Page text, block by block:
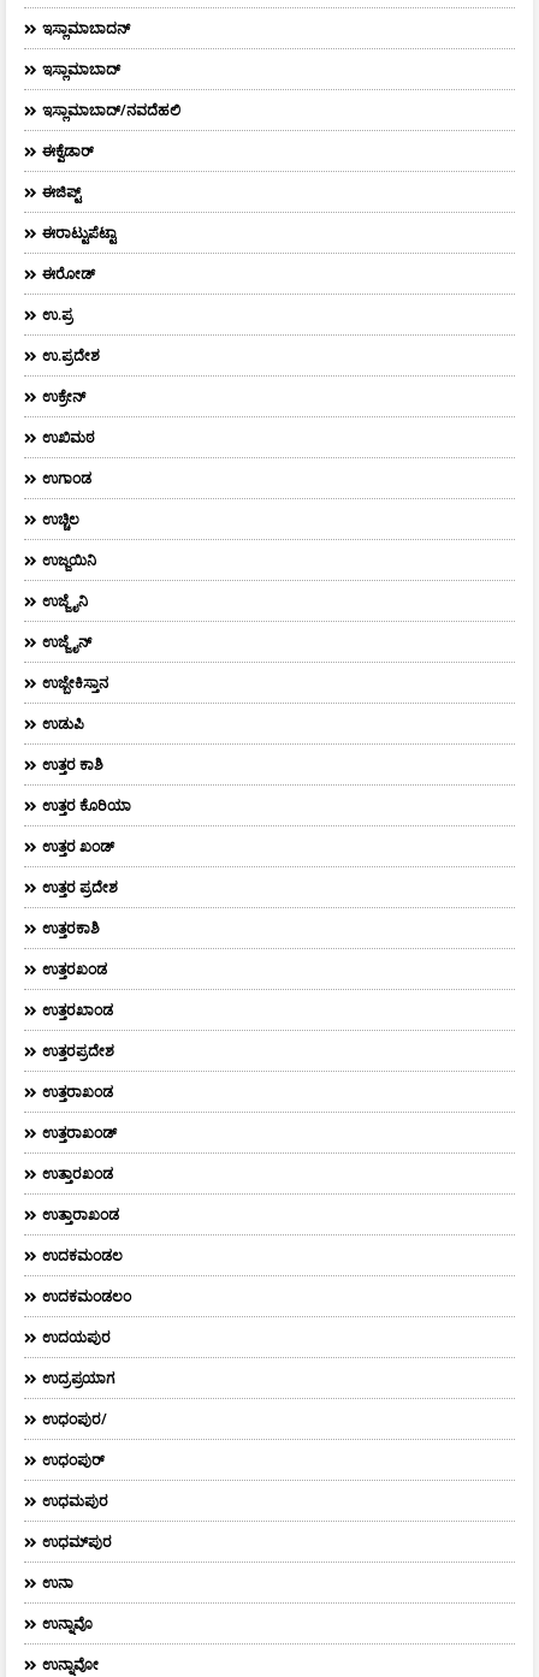
ಇಸ್ಲಾಮಾಬಾದನ್
ಇಸ್ಲಾಮಾಬಾದ್
ಇಸ್ಲಾಮಾಬಾದ್/ನವದೆಹಲಿ
ಈಕ್ವೆಡಾರ್‌
ಈಜಿಪ್ಟ್
ಈರಾಟ್ಟುಪೆಟ್ಟಾ
ಈರೋಡ್
ಉ.ಪ್ರ
ಉ.ಪ್ರದೇಶ
ಉಕ್ರೇನ್
ಉಖಿಮಠ
ಉಗಾಂಡ
ಉಚ್ಚಿಲ
ಉಜ್ಜಯಿನಿ
ಉಜ್ಜೈನಿ
ಉಜ್ಜೈನ್
ಉಜ್ಬೇಕಿಸ್ತಾನ
ಉಡುಪಿ
ಉತ್ತರ ಕಾಶಿ
ಉತ್ತರ ಕೊರಿಯಾ
ಉತ್ತರ ಖಂಡ್
ಉತ್ತರ ಪ್ರದೇಶ
ಉತ್ತರಕಾಶಿ
ಉತ್ತರಖಂಡ
ಉತ್ತರಖಾಂಡ
ಉತ್ತರಪ್ರದೇಶ
ಉತ್ತರಾಖಂಡ
ಉತ್ತರಾಖಂಡ್
ಉತ್ತಾರಖಂಡ
ಉತ್ತಾರಾಖಂಡ
ಉದಕಮಂಡಲ
ಉದಕಮಂಡಲಂ
ಉದಯಪುರ
ಉದ್ರಪ್ರಯಾಗ
ಉಧಂಪುರ/
ಉಧಂಪುರ್
ಉಧಮಪುರ
ಉಧಮ್‌ಪುರ
ಉನಾ
ಉನ್ನಾವೊ
ಉನ್ನಾವೋ